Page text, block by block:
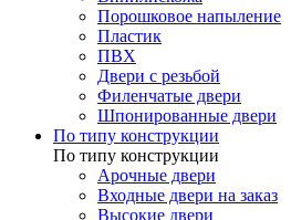
Порошковое напыление
Пластик
ПВХ
Двери с резьбой
Филенчатые двери
Шпонированные двери
По типу конструкции
По типу конструкции
Арочные двери
Входные двери на заказ
Высокие двери